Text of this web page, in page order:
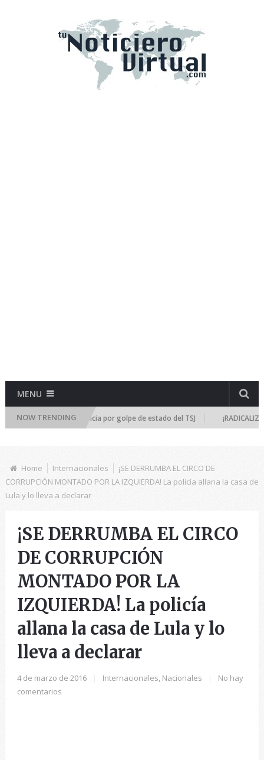
MENU
NOW TRENDING
reúne de emergencia por golpe de estado del TSJ ¡RADICALIZA LA
Home Internacionales
¡SE DERRUMBA EL CIRCO DE
CORRUPCIÓN MONTADO POR LA IZQUIERDA! La policía allana la casa de
Lula y lo lleva a declarar
¡SE DERRUMBA EL CIRCO
DE CORRUPCIÓN
MONTADO POR LA
IZQUIERDA! La policía
allana la casa de Lula y lo
lleva a declarar
4 de marzo de 2016 Internacionales, Nacionales
No hay
comentarios